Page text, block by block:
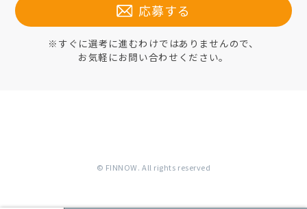
応募する
※すぐに選考に進むわけではありませんので、
お気軽にお問い合わせください。
© FINNOW. All rights reserved